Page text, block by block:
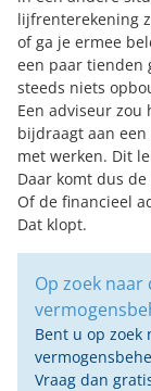
lijfrenterekening
of ga je ermee
een paar tienden
steeds niets
Een adviseur
bijdraagt aan
met werken. Dit
Daar komt dus
Of de financieel
Dat klopt.
Op zoek naar
Bent u op zoek
Vraag dan